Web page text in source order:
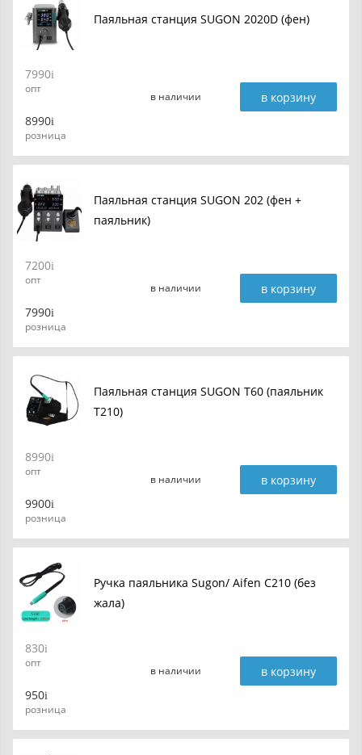
Паяльная станция SUGON 2020D (фен)
7990
опт
8990
розница
в наличии в корзину
Паяльная станция SUGON 202 (фен +
паяльник)
7200
опт
7990
розница
в наличии в корзину
Паяльная станция SUGON T60 (паяльник
T210)
8990
опт
9900
розница
в наличии в корзину
Ручка паяльника Sugon/ Aifen C210 (без
жала)
830
опт
950
розница
в наличии в корзину